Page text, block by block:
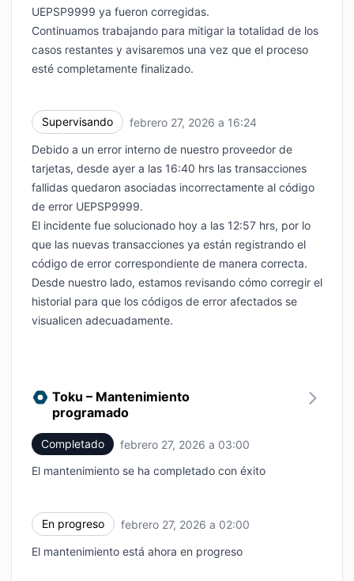
UEPSP9999 ya fueron corregidas.
Continuamos trabajando para mitigar la totalidad de los
casos restantes y avisaremos una vez que el proceso
esté completamente finalizado.
Supervisando febrero 27, 2026 a 16:24
Debido a un error interno de nuestro proveedor de
tarjetas, desde ayer a las 16:40 hrs las transacciones
fallidas quedaron asociadas incorrectamente al código
de error UEPSP9999.
El incidente fue solucionado hoy a las 12:57 hrs, por lo
que las nuevas transacciones ya están registrando el
código de error correspondiente de manera correcta.
Desde nuestro lado, estamos revisando cómo corregir el
historial para que los códigos de error afectados se
visualicen adecuadamente.
Toku – Mantenimiento
programado
Completado febrero 27, 2026 a 03:00
El mantenimiento se ha completado con éxito
En progreso febrero 27, 2026 a 02:00
El mantenimiento está ahora en progreso